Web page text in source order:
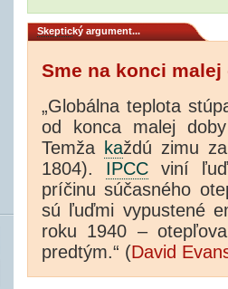
Skeptický argument...
Sme na konci
„Globálna teplota
od konca malej
Temža každú zimu
1804). IPCC viní
príčinu súčasného
sú ľuďmi vypustené
roku 1940 –
predtým.“ (David